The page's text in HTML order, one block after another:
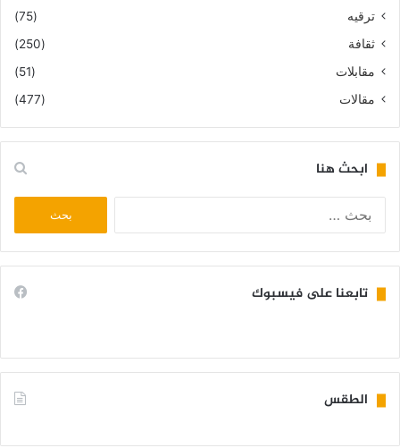
ترقيه
(75)
ثقافة
(250)
مقابلات
(51)
مقالات
(477)
ابحث هنا
تابعنا على فيسبوك
الطقس